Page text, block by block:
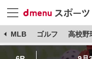
MLB ゴルフ 高校野